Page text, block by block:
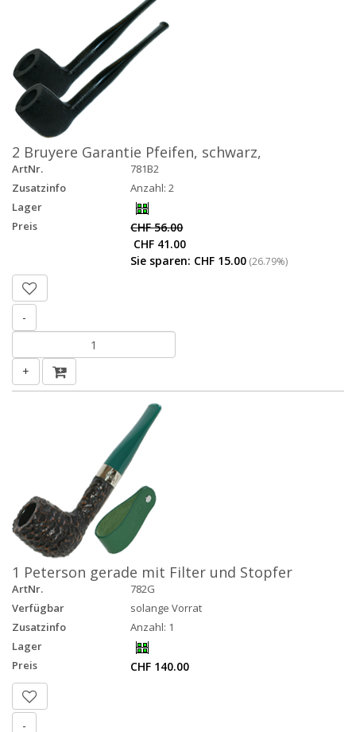
2 Bruyere Garantie Pfeifen, schwarz,
ArtNr.
781B2
Zusatzinfo
Anzahl: 2
Lager
Preis
CHF 56.00
CHF 41.00
Sie sparen: CHF 15.00 (26.79%)
-
+
1 Peterson gerade mit Filter und Stopfer
ArtNr.
782G
Verfügbar
solange Vorrat
Zusatzinfo
Anzahl: 1
Lager
Preis
CHF 140.00
-